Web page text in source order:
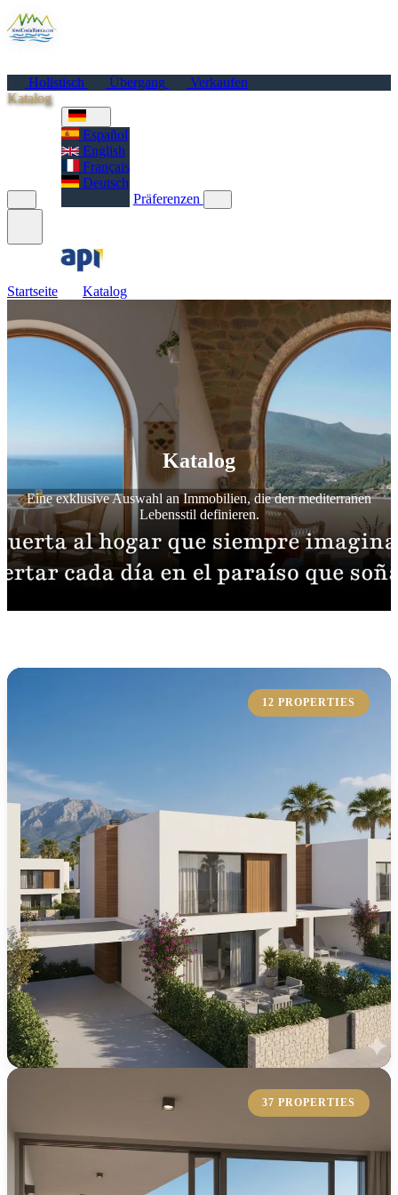
Holistisch
Übergang
Verkaufen
Katalog
Español
English
Français
Deutsch
Präferenzen
Startseite
Katalog
Katalog
Eine exklusive Auswahl an Immobilien, die den mediterranen
Lebensstil definieren.
12 PROPERTIES
Reihenhaus
Entdecken Sie unsere exklusive Auswahl an
37 PROPERTIES